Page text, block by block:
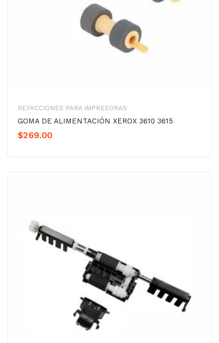
REFACCIONES PARA IMPRESORAS
GOMA DE ALIMENTACIÓN XEROX 3610 3615
$269.00